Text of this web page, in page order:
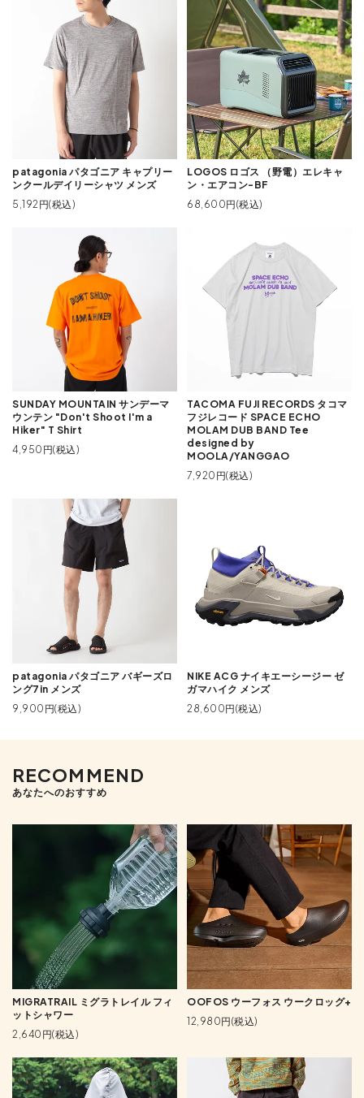
patagonia パタゴニア キャプリー
ンクールデイリーシャツ メンズ
5,192円(税込)
LOGOS ロゴス （野電）エレキャ
ン・エアコン-BF
68,600円(税込)
SUNDAY MOUNTAIN サンデーマ
ウンテン "Don't Shoot I'm a
Hiker" T Shirt
4,950円(税込)
TACOMA FUJI RECORDS タコマ
フジレコード SPACE ECHO
MOLAM DUB BAND Tee
designed by
MOOLA/YANGGAO
7,920円(税込)
patagonia パタゴニア バギーズロ
ング7in メンズ
9,900円(税込)
NIKE ACG ナイキエーシージー ゼ
ガマハイク メンズ
28,600円(税込)
RECOMMEND
あなたへのおすすめ
MIGRATRAIL ミグラトレイル フィ
ットシャワー
2,640円(税込)
OOFOS ウーフォス ウークロッグ+
12,980円(税込)